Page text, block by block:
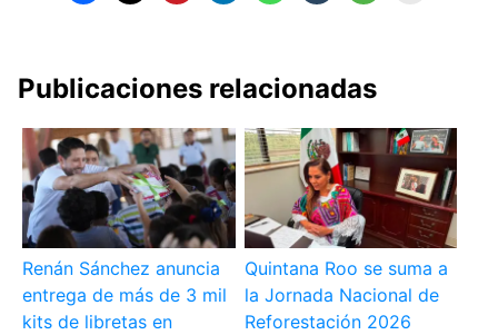
Publicaciones relacionadas
Renán Sánchez anuncia
entrega de más de 3 mil
kits de libretas en
Quintana Roo se suma a
la Jornada Nacional de
Reforestación 2026